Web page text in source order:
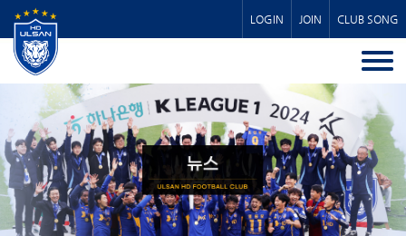
LOGIN JOIN CLUB SONG